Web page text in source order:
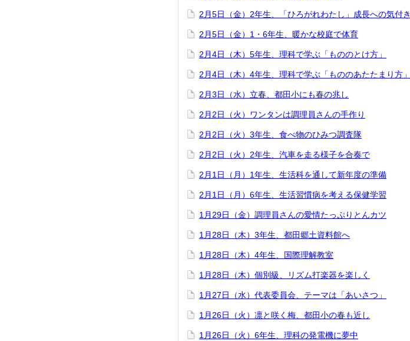
2月5日（金）2年生、「ひろがれわたし」成長への気付き
2月5日（金）1・6年生、暖かな校庭で体育
2月4日（木）5年生、理科で学ぶ「もののとけ方」
2月4日（木）4年生、理科で学ぶ「もののあたたまり方」
2月3日（水）立春、都田小にも春の兆し
2月2日（火）ワンタンは調理員さんの手作り
2月2日（火）3年生、食べ物のひみつ調査隊
2月2日（火）2年生、汽車を走る様子を合奏で
2月1日（月）1年生、生活科を通して新年度の準備
2月1日（月）6年生、生活習慣病を考える保健学習
1月29日（金）調理員さんの愛情たっぷりとんカツ
1月28日（木）3年生、都田郷土資料館へ
1月28日（木）4年生、国際理解教室
1月28日（木）個別級、リズム打楽器を楽しく
1月27日（水）代表委員会、テーマは「あいさつ」
1月26日（火）凛と咲く梅、都田小の春も近し
1月26日（火）6年生、理科の発電機に夢中